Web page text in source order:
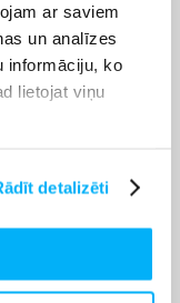
ar saviem
un analīzes
informāciju, ko
lietojat viņu
detalizēti
6
var iegādāties
tiek
2,99 €, bet
ir bez maksas;
preces
piegādāsim